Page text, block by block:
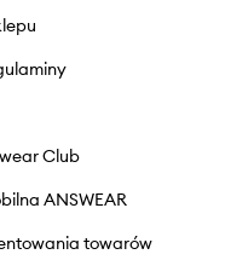
Club
ANSWEAR
towarów